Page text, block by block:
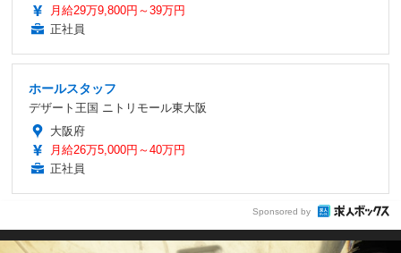
月給29万9,800円～39万円
正社員
ホールスタッフ
デザート王国 ニトリモール東大阪
大阪府
月給26万5,000円～40万円
正社員
Sponsored by